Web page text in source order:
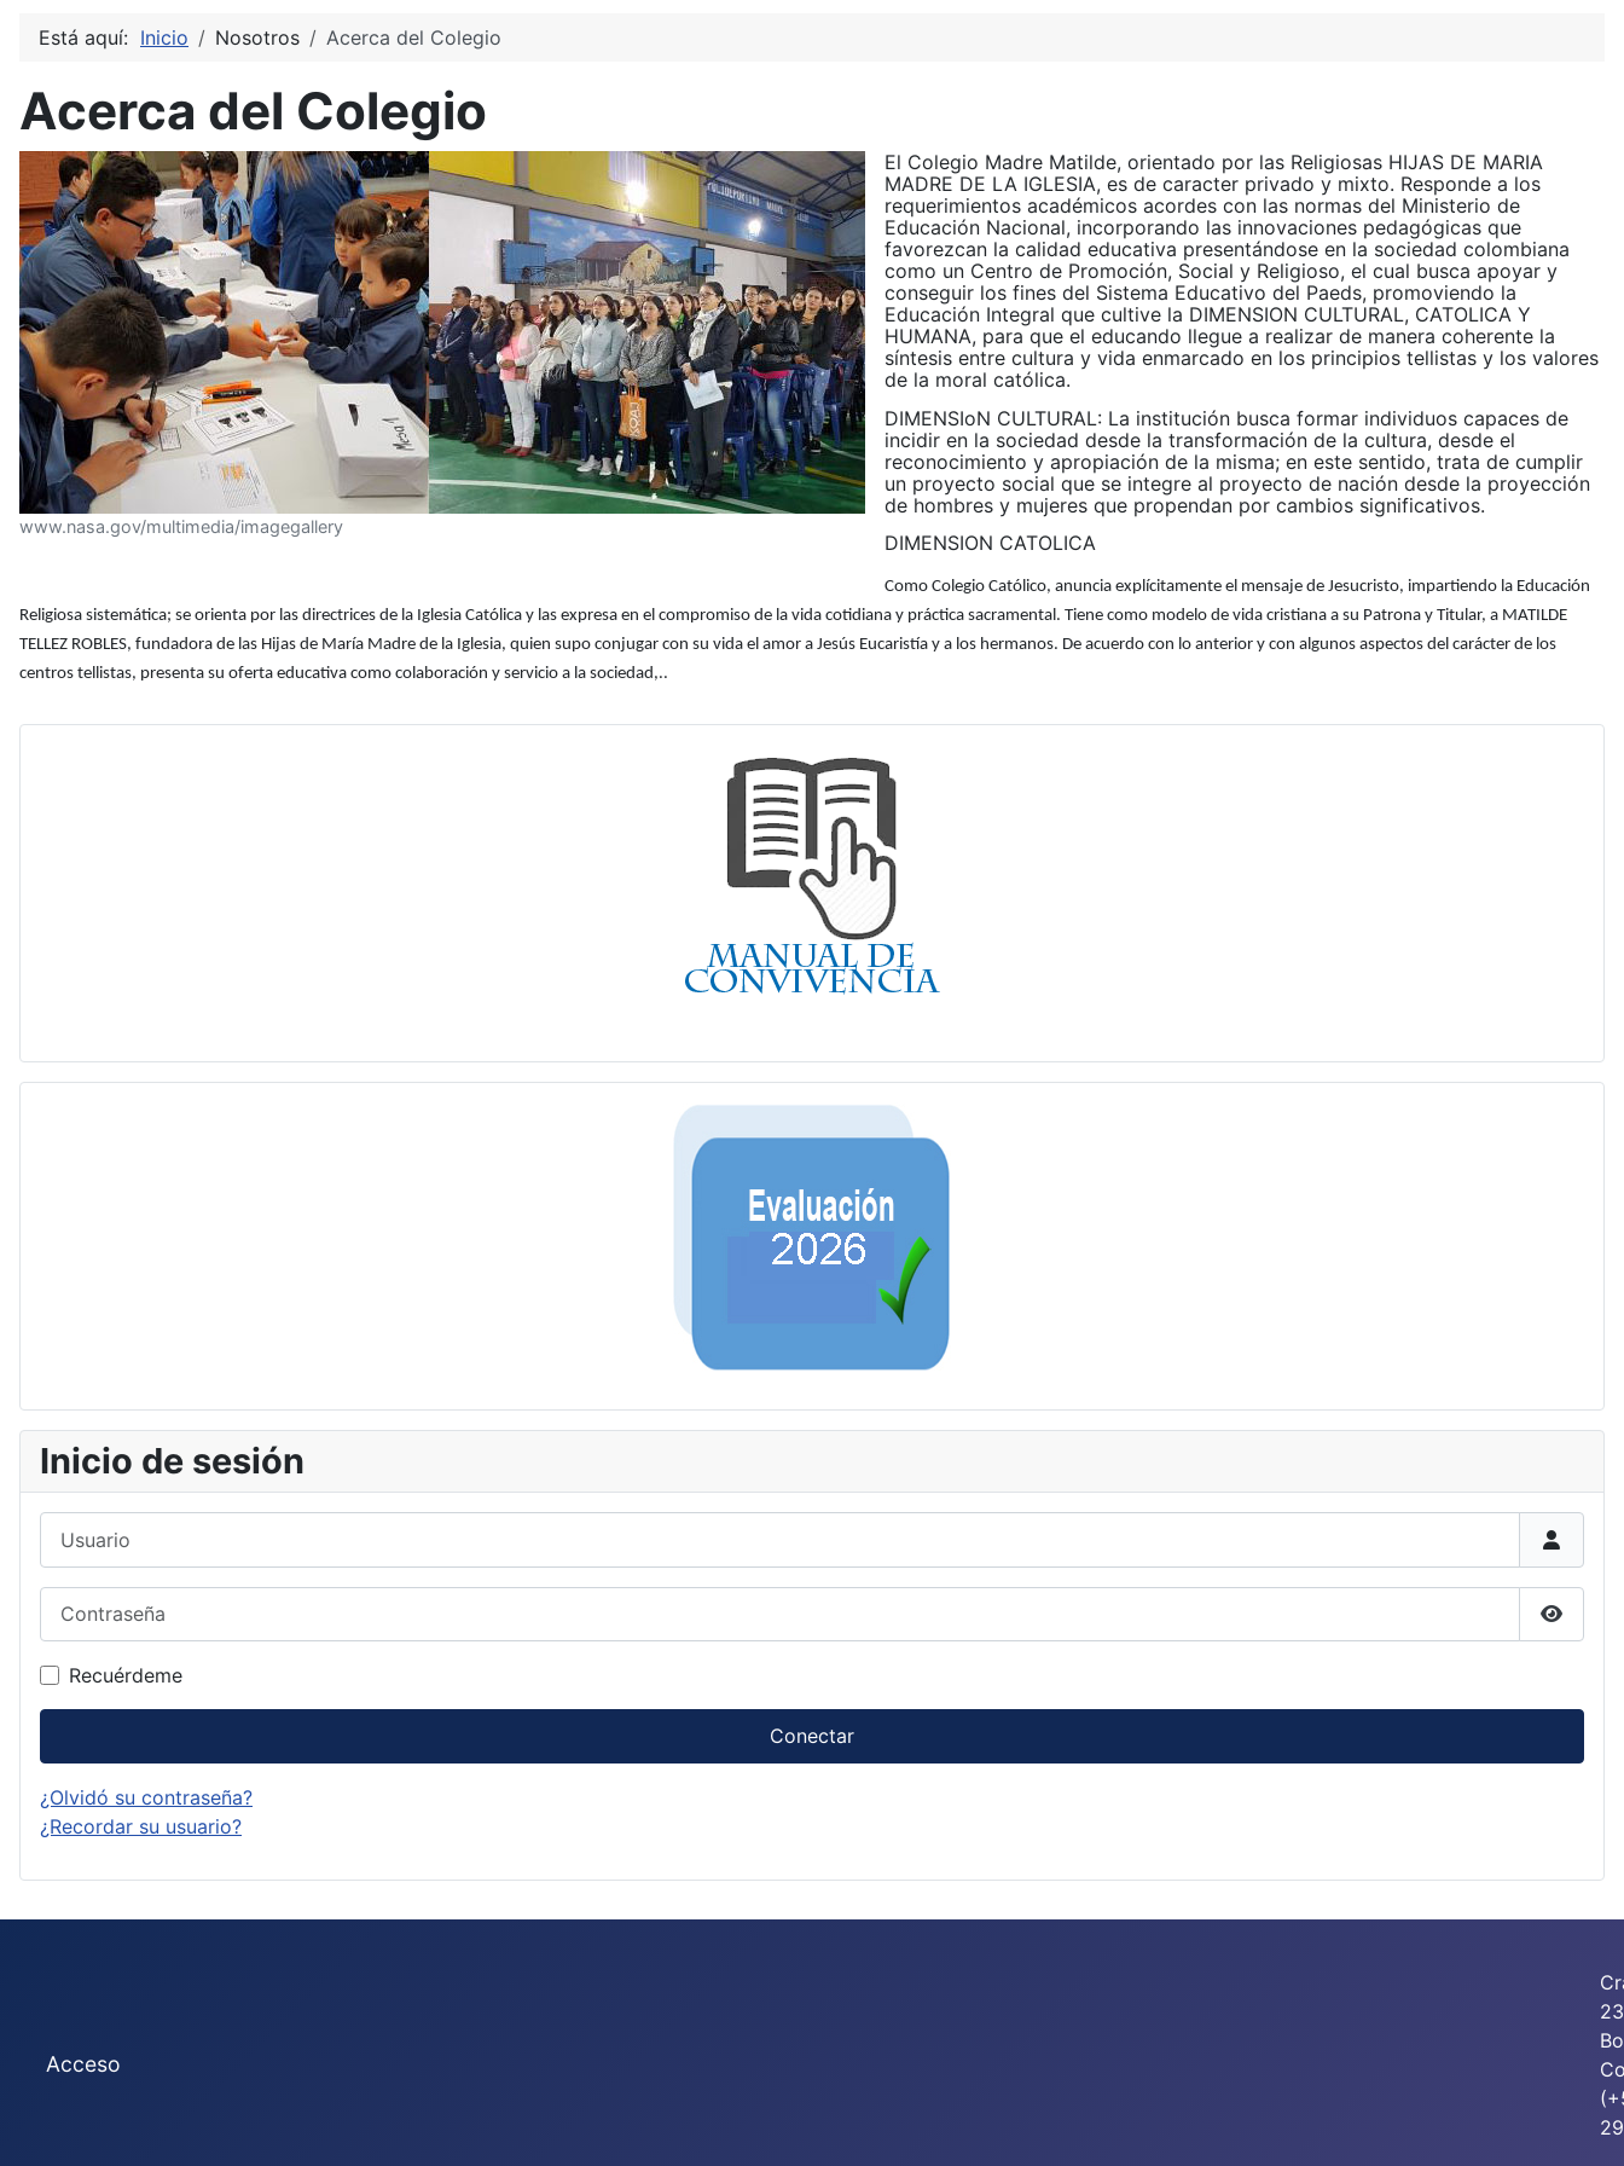
Está aquí: Inicio Nosotros Acerca del Colegio
Acerca del Colegio
www.nasa.gov/multimedia/imagegallery
El Colegio Madre Matilde, orientado por las Religiosas HIJAS DE MARIA
MADRE DE LA IGLESIA, es de caracter privado y mixto. Responde a los
requerimientos académicos acordes con las normas del Ministerio de
Educación Nacional, incorporando las innovaciones pedagógicas que
favorezcan la calidad educativa presentándose en la sociedad colombiana
como un Centro de Promoción, Social y Religioso, el cual busca apoyar y
conseguir los fines del Sistema Educativo del Paeds, promoviendo la
Educación Integral que cultive la DIMENSION CULTURAL, CATOLICA Y
HUMANA, para que el educando llegue a realizar de manera coherente la
síntesis entre cultura y vida enmarcado en los principios tellistas y los valores
de la moral católica.
DIMENSIoN CULTURAL: La institución busca formar individuos capaces de
incidir en la sociedad desde la transformación de la cultura, desde el
reconocimiento y apropiación de la misma; en este sentido, trata de cumplir
un proyecto social que se integre al proyecto de nación desde la proyección
de hombres y mujeres que propendan por cambios significativos.
DIMENSION CATOLICA
Como Colegio Católico, anuncia explícitamente el mensaje de Jesucristo, impartiendo la Educación
Religiosa sistemática; se orienta por las directrices de la Iglesia Católica y las expresa en el compromiso de la vida cotidiana y práctica sacramental. Tiene como modelo de vida cristiana a su Patrona y Titular, a MATILDE
TELLEZ ROBLES, fundadora de las Hijas de María Madre de la Iglesia, quien supo conjugar con su vida el amor a Jesús Eucaristía y a los hermanos. De acuerdo con lo anterior y con algunos aspectos del carácter de los
centros tellistas, presenta su oferta educativa como colaboración y servicio a la sociedad,..
Inicio de sesión
Recuérdeme
Conectar
¿Olvidó su contraseña?
¿Recordar su usuario?
Acceso